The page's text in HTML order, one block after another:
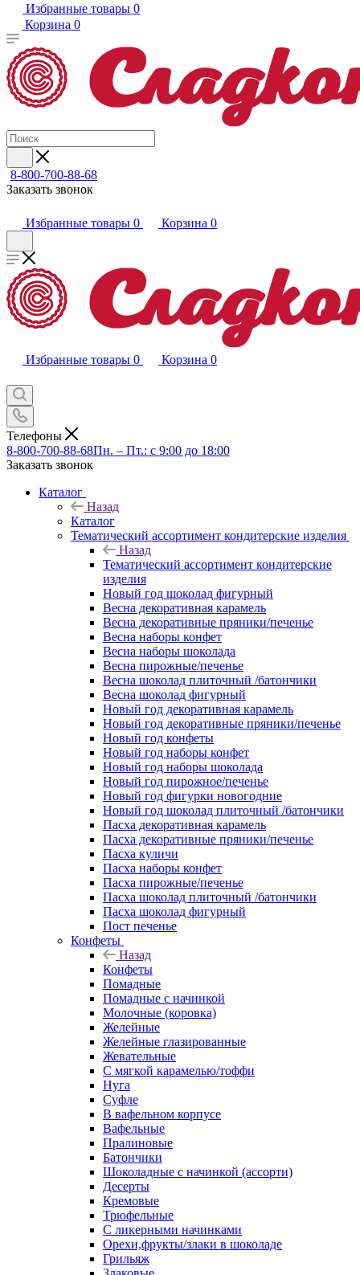
Избранные товары 0
Корзина 0
8-800-700-88-68
Заказать звонок
Избранные товары 0 Корзина 0
Избранные товары 0 Корзина 0
Телефоны
8-800-700-88-68Пн. – Пт.: с 9:00 до 18:00
Заказать звонок
Каталог
Назад
Каталог
Тематический ассортимент кондитерские изделия
Назад
Тематический ассортимент кондитерские
изделия
Новый год шоколад фигурный
Весна декоративная карамель
Весна декоративные пряники/печенье
Весна наборы конфет
Весна наборы шоколада
Весна пирожные/печенье
Весна шоколад плиточный /батончики
Весна шоколад фигурный
Новый год декоративная карамель
Новый год декоративные пряники/печенье
Новый год конфеты
Новый год наборы конфет
Новый год наборы шоколада
Новый год пирожное/печенье
Новый год фигурки новогодние
Новый год шоколад плиточный /батончики
Пасха декоративная карамель
Пасха декоративные пряники/печенье
Пасха куличи
Пасха наборы конфет
Пасха пирожные/печенье
Пасха шоколад плиточный /батончики
Пасха шоколад фигурный
Пост печенье
Конфеты
Назад
Конфеты
Помадные
Помадные с начинкой
Молочные (коровка)
Желейные
Желейные глазированные
Жевательные
С мягкой карамелью/тоффи
Нуга
Суфле
В вафельном корпусе
Вафельные
Пралиновые
Батончики
Шоколадные с начинкой (ассорти)
Десерты
Кремовые
Трюфельные
С ликерными начинками
Орехи,фрукты/злаки в шоколаде
Грильяж